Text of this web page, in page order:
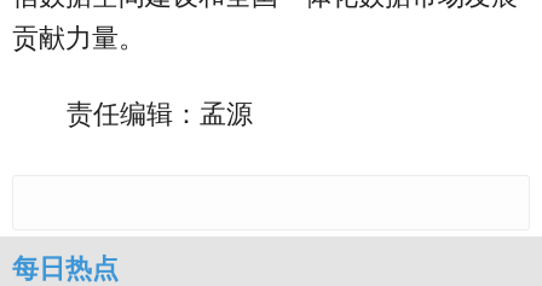
贡献力量。
责任编辑：孟源
每日热点